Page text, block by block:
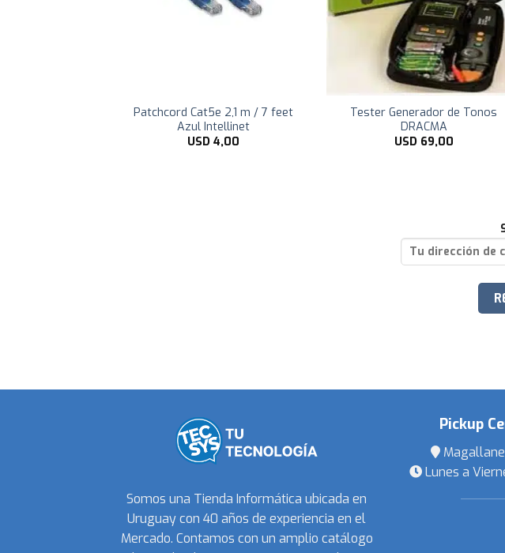
Patchcord Cat5e 2,1 m / 7 feet
Azul Intellinet
USD4,00
Tester Generador de Tonos
DRACMA
USD 69,00
Somos una Tienda Informática ubicada en
Uruguay con 40 años de experiencia en el
Mercado. Contamos con un amplio catálogo
Pickup
Lunes a